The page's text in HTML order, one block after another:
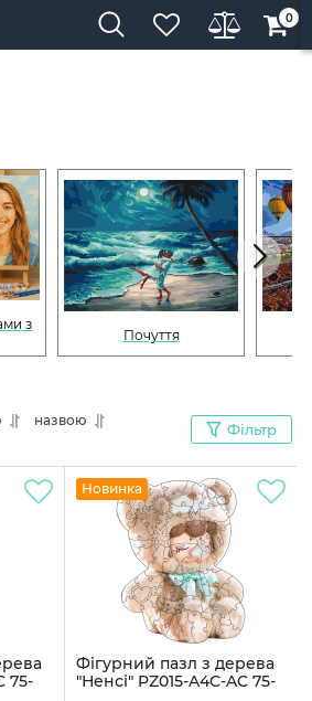
0
з
Почуття
назвою
Фільтр
75-
Новинка
Фігурний пазл з дерева
"Ненсі" PZ015-A4C-AC 75-